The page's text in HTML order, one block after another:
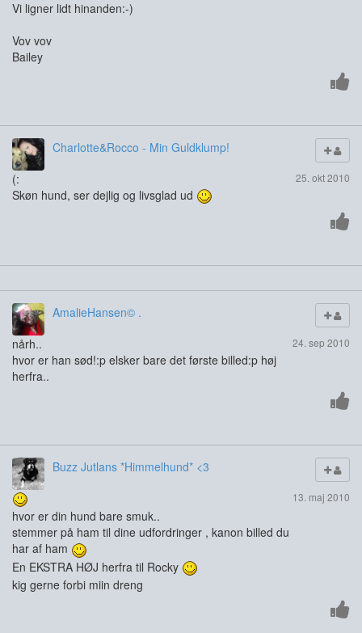
Vi ligner lidt hinanden:-)
Vov vov
Bailey
Charlotte&Rocco - Min Guldklump!
25. okt 2010
(:
Skøn hund, ser dejlig og livsglad ud
AmalieHansen© .
24. sep 2010
nårh..
hvor er han sød!:p elsker bare det første billed:p høj
herfra..
Buzz Jutlans *Himmelhund* <3
13. maj 2010
hvor er din hund bare smuk..
stemmer på ham til dine udfordringer , kanon billed du
har af ham
En EKSTRA HØJ herfra til Rocky
kig gerne forbi miin dreng